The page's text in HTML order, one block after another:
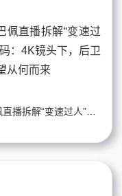
姆巴佩直播拆解“变速过人”密码：4K镜头下，后卫的绝望从何而来